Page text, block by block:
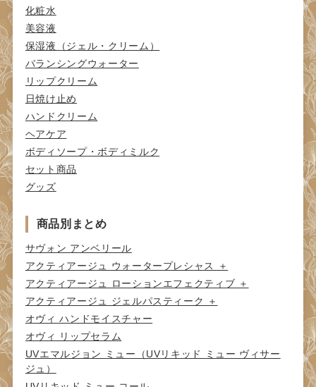
化粧水
美容液
保湿液（ジェル・クリーム）
バランシングウォーター
リップクリーム
日焼け止め
ハンドクリーム
ヘアケア
ボディソープ・ボディミルク
セット商品
グッズ
商品別まとめ
サヴォン アンベリール
アクティアージュ ウォータープレシャス ＋
アクティアージュ ローションエフェクティブ ＋
アクティアージュ ジェルパスティーク ＋
オヴィ ハンドモイスチャー
オヴィ リップセラム
UVエマルジョン ミュー（UVリキッド ミュー ヴィサー
ジュ）